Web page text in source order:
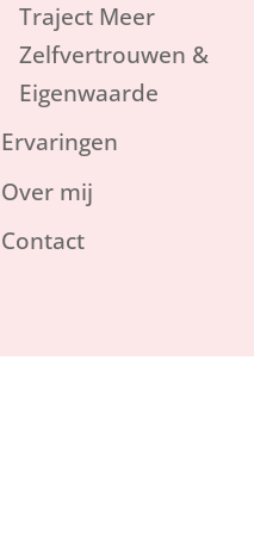
Traject Meer
Zelfvertrouwen &
Eigenwaarde
Ervaringen
Over mij
Contact